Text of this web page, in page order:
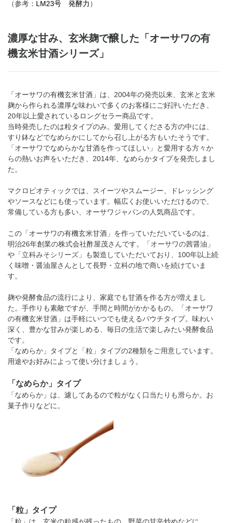
（参考： LM23号 発酵力 ）
濃厚な甘み、玄米麹で醸した「オーサワの有
機玄米甘酒シリーズ」
「オーサワの有機玄米甘酒」は、2004年の発売以来、玄米と玄米
麹から作られる濃厚な味わいで多くのお客様にご好評いただき、
20年以上愛されているロングセラー商品です。
当時発売したのは粒タイプのみ。愛用してくださる方の中には、
すり鉢などでなめらかにしてから召し上がる方もいたそうです。
「オーサワでなめらかな甘酒を作ってほしい」と愛用する方々か
らの熱いお声をいただき、2014年、なめらかタイプを発売しまし
た。
マクロビオティックでは、スイーツやスムージー、ドレッシング
やソースなどにも使っています。幅広くお使いいただけるので、
常備している方も多い、オーサワジャパンの人気商品です。
この「オーサワの有機玄米甘酒」を作っていただいているのは、
明治26年創業の株式会社酢屋茂さんです。「オーサワの茜醤油 」
や「立科みそシリーズ 」も製造していただいており、100年以上続
く味噌・醤油屋さんとして長野・立科の地で商いを続けていま
す。
麹や発酵食品の流行により、家庭でも甘酒を作る方が増えまし
た。手作りも素敵ですが、手間と時間がかかるもの。「オーサワ
の有機玄米甘酒」は手軽にいつでも使えるパウチタイプ。味わい
深く、豊かな甘みが楽しめる、毎日の生活で楽しみたい発酵食品
です。
「なめらか」タイプと「粒」タイプの2種類をご用意しています。
用途やお好みによって使い分けましょう。
「なめらか」タイプ
「なめらか」は、濾してあるので粒がなく口当たりも滑らか。お
菓子作りなどに。
「粒」タイプ